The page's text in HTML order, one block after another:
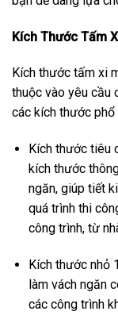
Kích Thước Tấm
Kích thước tấm xi
thuộc vào yêu cầu
các kích thước
Kích thước tiêu
kích thước
ngăn, giúp tiết
quá trình thi
công trình, từ
Kích thước nhỏ
làm vách ngăn
các công trình